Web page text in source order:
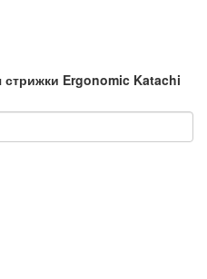
стрижки Ergonomic Katachi